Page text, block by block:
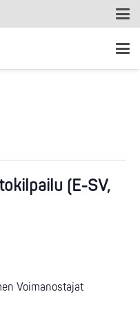
(E-SV,
Voimanostajat